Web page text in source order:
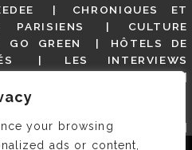
your browsing
ads or content,
CHRONIQUES ET
PARISIENS
CULTURE
GO GREEN
HÔTELS DE
LES INTERVIEWS
NON CLASSÉ
RESTAURANTS
SIOU PLAIT